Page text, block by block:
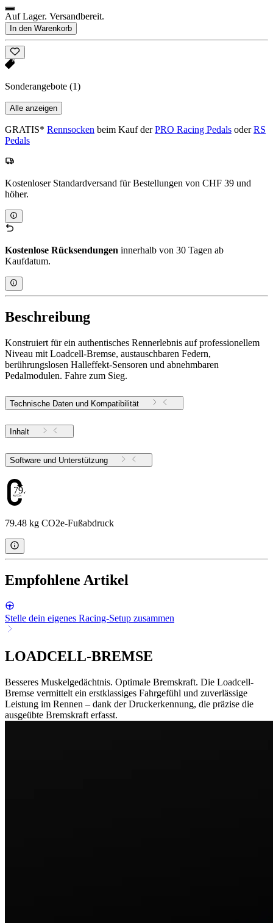
Auf Lager. Versandbereit.
In den Warenkorb
Sonderangebote (1)
Alle anzeigen
GRATIS* Rennsocken beim Kauf derPRO Racing Pedals oderRS
Pedals
Kostenloser Standardversand für Bestellungen von CHF 39 und
höher.
Kostenlose Rücksendungen innerhalb von 30 Tagen ab
Kaufdatum.
Beschreibung
Konstruiert für ein authentisches Rennerlebnis auf professionellem
Niveau mit Loadcell-Bremse, austauschbaren Federn,
berührungslosen Halleffekt-Sensoren und abnehmbaren
Pedalmodulen. Fahre zum Sieg.
Technische Daten und Kompatibilität
Inhalt
Software und Unterstützung
79.48
79.48 kg CO2e-Fußabdruck
Empfohlene Artikel
Stelle dein eigenes Racing-Setup zusammen
LOADCELL-BREMSE
Besseres Muskelgedächtnis. Optimale Bremskraft. Die Loadcell-
Bremse vermittelt ein erstklassiges Fahrgefühl und zuverlässige
Leistung im Rennen – dank der Druckerkennung, die präzise die
ausgeübte Bremskraft erfasst.